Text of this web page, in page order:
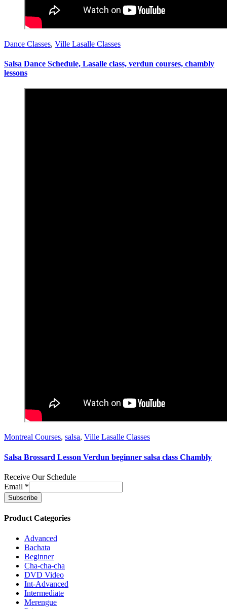
Dance Classes, Ville Lasalle Classes
Salsa Dance Schedule, Lasalle class, verdun courses, chambly
lessons
Montreal Courses, salsa, Ville Lasalle Classes
Salsa Brossard Lesson Verdun beginner salsa class Chambly
Receive Our Schedule
Email *
Product Categories
Advanced
Bachata
Beginner
Cha-cha-cha
DVD Video
Int-Advanced
Intermediate
Merengue